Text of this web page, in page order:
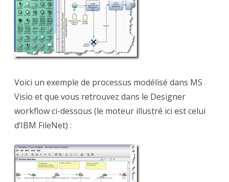
Voici un exemple de processus modélisé dans MS
Visio et que vous retrouvez dans le Designer
workflow ci-dessous (le moteur illustré ici est celui
d’IBM FileNet) :